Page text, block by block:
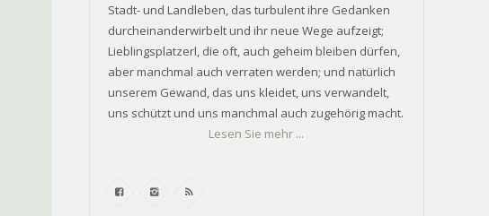
Stadt- und Landleben, das turbulent ihre Gedanken
durcheinanderwirbelt und ihr neue Wege aufzeigt;
Lieblingsplatzerl, die oft, auch geheim bleiben dürfen,
aber manchmal auch verraten werden; und natürlich
unserem Gewand, das uns kleidet, uns verwandelt,
uns schützt und uns manchmal auch zugehörig macht.
Lesen Sie mehr ...